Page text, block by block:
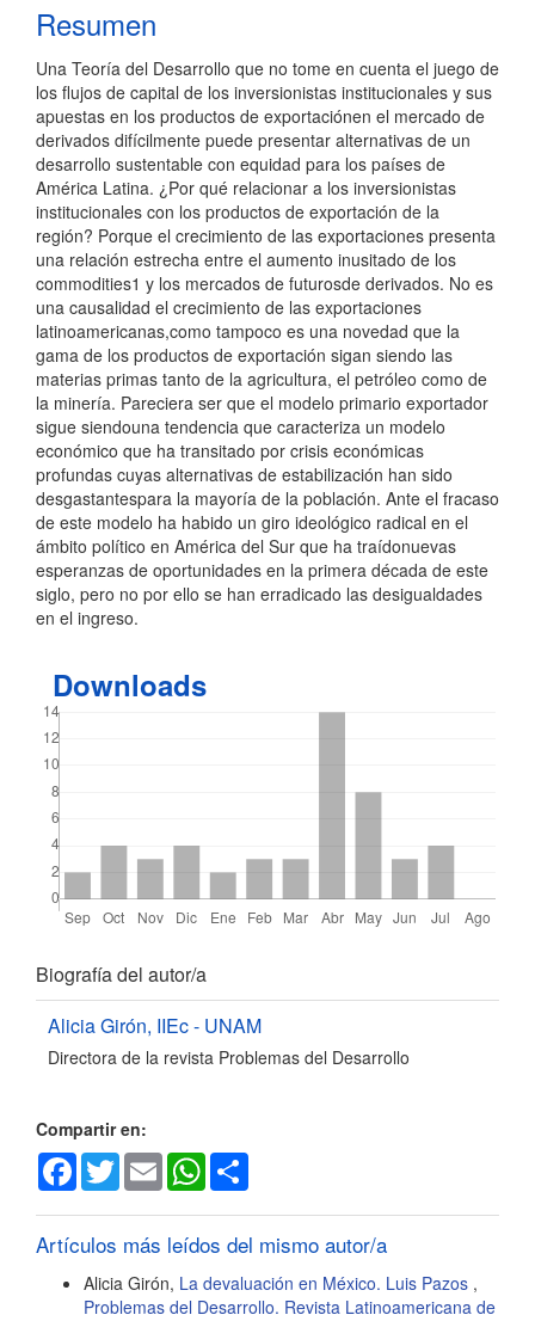
del
artículo
Resumen
Una Teoría del Desarrollo que no tome en cuenta el juego de
los flujos de capital de los inversionistas institucionales y sus
apuestas en los productos de exportaciónen el mercado de
derivados difícilmente puede presentar alternativas de un
desarrollo sustentable con equidad para los países de
América Latina. ¿Por qué relacionar a los inversionistas
institucionales con los productos de exportación de la
región? Porque el crecimiento de las exportaciones presenta
una relación estrecha entre el aumento inusitado de los
commodities1 y los mercados de futurosde derivados. No es
una causalidad el crecimiento de las exportaciones
latinoamericanas,como tampoco es una novedad que la
gama de los productos de exportación sigan siendo las
materias primas tanto de la agricultura, el petróleo como de
la minería. Pareciera ser que el modelo primario exportador
sigue siendouna tendencia que caracteriza un modelo
económico que ha transitado por crisis económicas
profundas cuyas alternativas de estabilización han sido
desgastantespara la mayoría de la población. Ante el fracaso
de este modelo ha habido un giro ideológico radical en el
ámbito político en América del Sur que ha traídonuevas
esperanzas de oportunidades en la primera década de este
siglo, pero no por ello se han erradicado las desigualdades
en el ingreso.
Downloads
Detalles
del
artículo
Biografía del autor/a
Alicia Girón, IIEc - UNAM
Directora de la revista Problemas del Desarrollo
Compartir en:
Facebook
TwitterEmail WhatsApp
Artículos más leídos del mismo autor/a
Alicia Girón, La devaluación en México. Luis Pazos ,
Problemas del Desarrollo. Revista Latinoamericana de